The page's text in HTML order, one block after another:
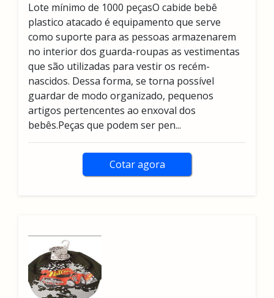
Lote mínimo de 1000 peçasO cabide bebê
plastico atacado é equipamento que serve
como suporte para as pessoas armazenarem
no interior dos guarda-roupas as vestimentas
que são utilizadas para vestir os recém-
nascidos. Dessa forma, se torna possível
guardar de modo organizado, pequenos
artigos pertencentes ao enxoval dos
bebês.Peças que podem ser pen...
Cotar agora